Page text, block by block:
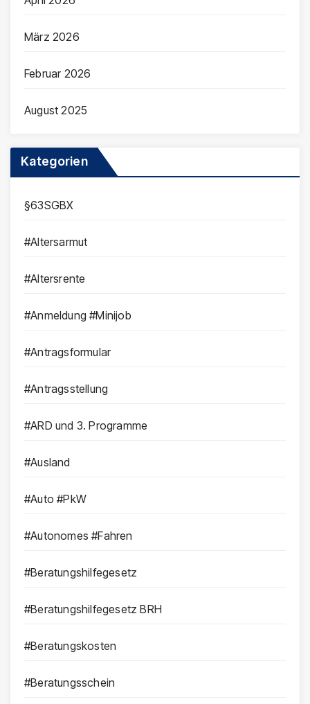
März 2026
Februar 2026
August 2025
Kategorien
§63SGBX
#Altersarmut
#Altersrente
#Anmeldung #Minijob
#Antragsformular
#Antragsstellung
#ARD und 3. Programme
#Ausland
#Auto #PkW
#Autonomes #Fahren
#Beratungshilfegesetz
#Beratungshilfegesetz BRH
#Beratungskosten
#Beratungsschein